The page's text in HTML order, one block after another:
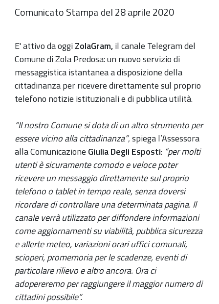
Comunicato Stampa del 28 aprile 2020
E' attivo da oggiZolaGram,il canale Telegram del
Comune di Zola Predosa: un nuovo servizio di
messaggistica istantanea a disposizione della
cittadinanza per ricevere direttamente sul proprio
telefono notizie istituzionali e di pubblica utilità.
“Il nostro Comune si dota di un altro strumento per
essere vicino alla cittadinanza”, spiega l’Assessora
alla Comunicazione Giulia Degli Esposti: “per molti
utenti è sicuramente comodo e veloce poter
ricevere un messaggio direttamente sul proprio
telefono o tablet in tempo reale, senza doversi
ricordare di controllare una determinata pagina. Il
canale verrà utilizzato per diffondere informazioni
come aggiornamenti su viabilità, pubblica sicurezza
e allerte meteo, variazioni orari uffici comunali,
scioperi, promemoria per le scadenze, eventi di
particolare rilievo e altro ancora. Ora ci
adopereremo per raggiungere il maggior numero di
cittadini possibile”.